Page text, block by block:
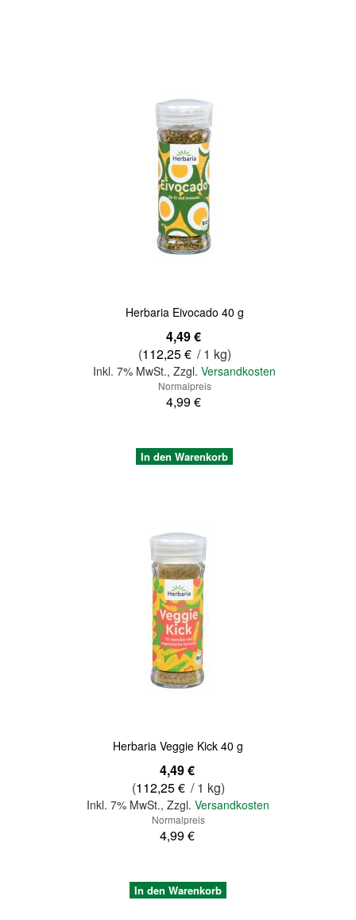
Herbaria Eivocado 40 g
4,49 €
(112,25 € / 1 kg)
Inkl. 7% MwSt.,Zzgl.Versandkosten
Normalpreis
4,99 €
In den Warenkorb
Herbaria Veggie Kick 40 g
4,49 €
(112,25 € / 1 kg)
Inkl. 7% MwSt., Zzgl. Versandkosten
Normalpreis
4,99 €
In den Warenkorb